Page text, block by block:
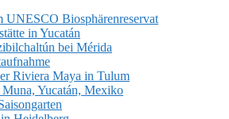
UNESCO Biosphärenreservat
in Yucatán
bei Mérida
Riviera Maya in Tulum
Yucatán, Mexiko